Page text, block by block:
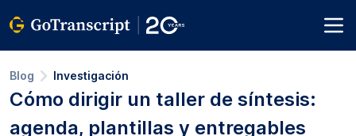
Blog Investigación
Cómo dirigir un taller de síntesis:
agenda, plantillas y entregables